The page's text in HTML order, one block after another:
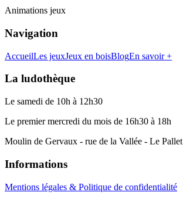
Animations jeux
Navigation
AccueilLes jeuxJeux en boisBlogEn savoir +
La ludothèque
Le samedi de 10h à 12h30
Le premier mercredi du mois de 16h30 à 18h
Moulin de Gervaux - rue de la Vallée - Le Pallet
Informations
Mentions légales & Politique de confidentialité